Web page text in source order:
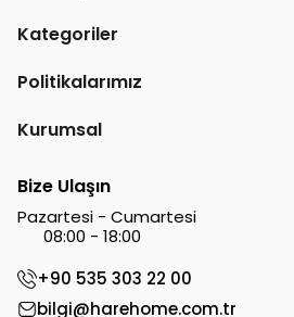
Kategoriler
Politikalarımız
Kurumsal
Bize Ulaşın
Pazartesi - Cumartesi
08:00 - 18:00
+90 535 303 22 00
bilgi@harehome.com.tr